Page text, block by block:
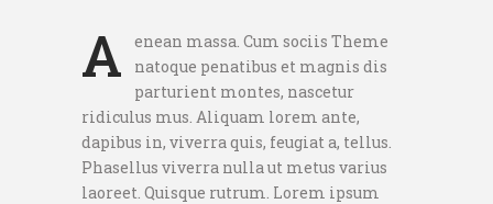
A
enean massa. Cum sociis Theme
natoque penatibus et magnis dis
parturient montes, nascetur
ridiculus mus. Aliquam lorem ante,
dapibus in, viverra quis, feugiat a, tellus.
Phasellus viverra nulla ut metus varius
laoreet. Quisque rutrum. Lorem ipsum